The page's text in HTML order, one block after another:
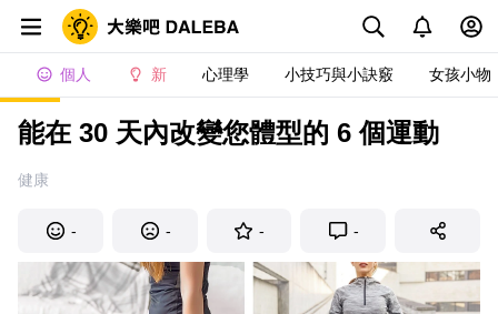
個人 新 心理學 小技巧與小訣竅 女孩小物
能在 30 天內改變您體型的 6 個運動
健康
- - - -